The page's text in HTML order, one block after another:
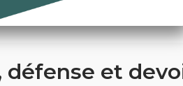
défense et